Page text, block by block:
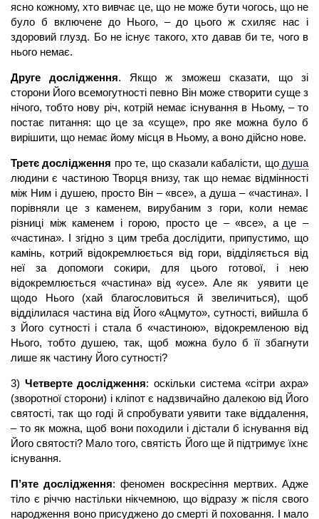
ясно кожному, хто вивчає це, що не може бути чогось, що не
було б включене до Нього, – до цього ж схиляє нас і
здоровий глузд. Бо не існує такого, хто давав би те, чого в
нього немає.
Друге дослідження. Якщо ж зможеш сказати, що зі
сторони Його всемогутності певно Він може створити суще з
нічого, тобто нову річ, котрій немає існування в Ньому, – то
постає питання: що це за «суще», про яке можна було б
вирішити, що немає йому місця в Ньому, а воно дійсно нове.
Третє дослідження про те, що сказали кабалісти, щодуша
людини є частиною Творця внизу, так що немає відмінності
між Ним і душею, просто Він – «все», а душа – «частина». І
порівняли це з каменем, вирубаним з гори, коли немає
різниці між каменем і горою, просто це – «все», а це –
«частина». І згідно з цим треба дослідити, припустимо, що
камінь, котрий відокремлюється від гори, відділяється від
неї за допомоги сокири, для цього готової, і нею
відокремлюється «частина» від «усе». Але як уявити це
щодо Нього (хай благословиться й звеличиться), щоб
відділилася частина від Його «Ацмуто», сутності, вийшла б
з Його сутності і стала б «частиною», відокремленою від
Нього, тобто душею, так, щоб можна було б її збагнути
лише як частину Його сутності?
3) Четверте дослідження: оскільки система «сітри ахра»
(зворотної сторони) і кліпот є надзвичайно далекою від Його
святості, так що годі й спробувати уявити таке віддалення,
– то як можна, щоб вони походили і дістали б існування від
Його святості? Мало того, святість Його ще й підтримує їхнє
існування.
П’яте дослідження: феномен воскресіння мертвих. Адже
тіло є річчю настільки нікчемною, що відразу ж після свого
народження воно присуджено до смерті й поховання. І мало